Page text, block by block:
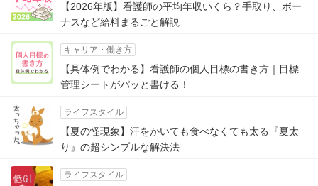
【2026年版】看護師の平均年収いくら？手取り、ボー
ナスなど給料まるごと解説
キャリア・働き方
【具体例でわかる】看護師の個人目標の書き方｜目標
管理シートがパッと書ける！
ライフスタイル
【夏の怪現象】汗をかいても食べなくても太る『夏太
り』の超シンプルな解決法
ライフスタイル